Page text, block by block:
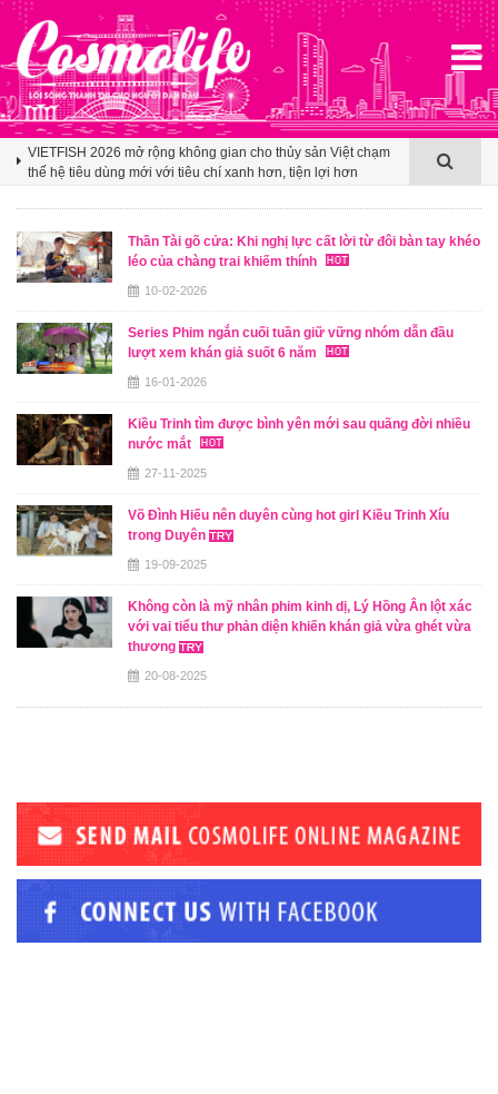
Klook hé lộ khoảng trống cảm ơn trong văn hóa du lịch nhóm
của người Việt
VIETFISH 2026 mở rộng không gian cho thủy sản Việt chạm
thế hệ tiêu dùng mới với tiêu chí xanh hơn, tiện lợi hơn
Booking.com x Mille Mille biến ly cà phê thành tấm vé mở lối
du lịch Việt
Klook hé lộ khoảng trống cảm ơn trong văn hóa du lịch nhóm
của người Việt
thế hệ tiêu dùng mới với tiêu chí xanh hơn, tiện lợi hơn
Thần Tài gõ cửa: Khi nghị lực cất lời từ đôi bàn tay khéo
léo của chàng trai khiếm thính
10-02-2026
Series Phim ngắn cuối tuần giữ vững nhóm dẫn đầu
lượt xem khán giả suốt 6 năm
16-01-2026
Kiều Trinh tìm được bình yên mới sau quãng đời nhiều
nước mắt
27-11-2025
Võ Đình Hiếu nên duyên cùng hot girl Kiều Trinh Xíu
trong Duyên
19-09-2025
Không còn là mỹ nhân phim kinh dị, Lý Hồng Ân lột xác
với vai tiểu thư phản diện khiến khán giả vừa ghét vừa
thương
20-08-2025